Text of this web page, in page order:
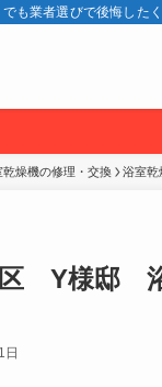
も業者選びで後悔し
乾燥機の修理・交換 浴室乾
区 Y様邸
日